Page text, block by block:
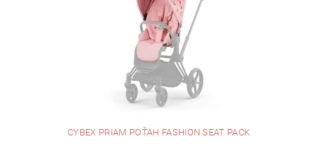
CYBEX PRIAM POŤAH FASHION SEAT PACK